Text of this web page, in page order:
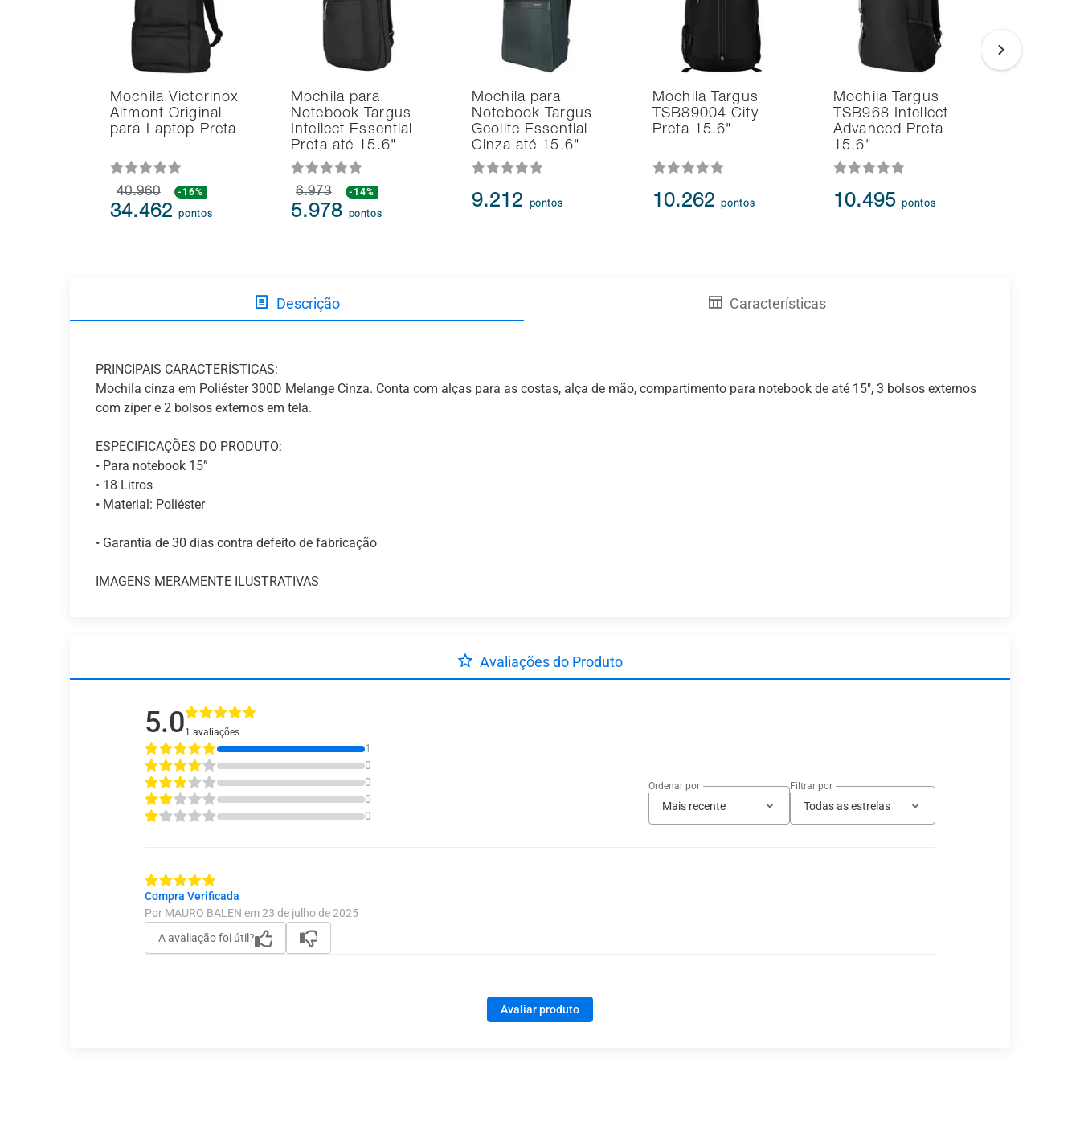
Mochila Victorinox
Altmont Original
para Laptop Preta
40.960 -16%
34.462pontos
Mochila para
Notebook Targus
Intellect Essential
Preta até 15.6"
6.973 -14%
5.978 pontos
Mochila para
Notebook Targus
Geolite Essential
Cinza até 15.6"
9.212 pontos
Mochila Targus
TSB89004 City
Preta 15.6"
10.262pontos
Mochila Targus
TSB968 Intellect
Advanced Preta
15.6"
10.495pontos
Descrição Características
PRINCIPAIS CARACTERÍSTICAS:
Mochila cinza em Poliéster 300D Melange Cinza. Conta com alças para as costas, alça de mão, compartimento para notebook de até 15", 3 bolsos externos
com zíper e 2 bolsos externos em tela.
ESPECIFICAÇÕES DO PRODUTO:
• Para notebook 15”
• 18 Litros
• Material: Poliéster
• Garantia de 30 dias contra defeito de fabricação
IMAGENS MERAMENTE ILUSTRATIVAS
Avaliações do Produto
5.01 avaliações
1
0
0
0
0
Ordenar por
Mais recente
Filtrar por
Todas as estrelas
Compra Verificada
Por MAURO BALEN em 23 de julho de 2025
A avaliação foi útil?
Avaliar produto